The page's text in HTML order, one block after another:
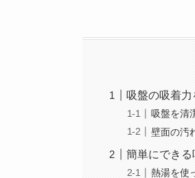
吸盤の吸着
吸盤を清
壁面の汚
簡単にでき
熱湯を使